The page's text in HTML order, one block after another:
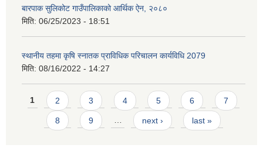
बारपाक सुलिकोट गाउँपालिकाको आर्थिक ऐन, २०८०
मिति: 06/25/2023 - 18:51
स्थानीय तहमा कृषि स्नातक प्राविधिक परिचालन कार्यविधि 2079
मिति: 08/16/2022 - 14:27
Pages
1 2 3 4 5 6 7
8 9 … next › last »